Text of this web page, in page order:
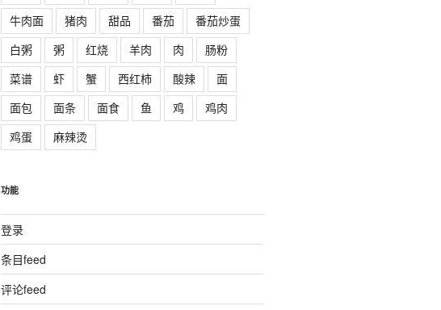
牛肉面
猪肉 甜品 番茄
番茄炒蛋
白粥
粥 红烧 羊肉 肉
肠粉
菜谱
虾 蟹 西红柿 酸辣
面
面包
面条 面食 鱼 鸡
鸡肉
鸡蛋
麻辣烫
功能
登录
条目feed
评论feed